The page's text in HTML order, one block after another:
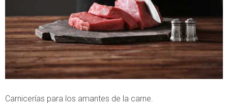
Carnicerías para los amantes de la carne.